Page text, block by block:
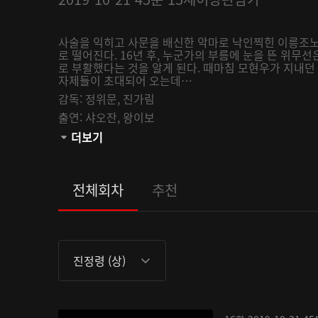
사술을 익히고 사문을 배신한 악마로 낙인찍힌 이릉조
로 떨어진다. 16년 후, 누군가의 부름에 눈을 뜬 위무
로 부활했다는 것을 알게 된다. 때마침 모현우가 지내
자제들이 초대되어 오는데…
감독: 정위문, 진가림
출연: 샤오잔, 왕이보
관람등급:
더보기
전체회차 추천
진정령 (상)